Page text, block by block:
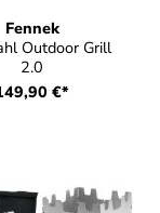
Fennek
Outdoor Grill
2.0
€*